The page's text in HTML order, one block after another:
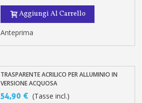
Aggiungi Al Carrello
Anteprima
TRASPARENTE ACRILICO PER ALLUMINIO IN
VERSIONE ACQUOSA
54,90 € (Tasse incl.)